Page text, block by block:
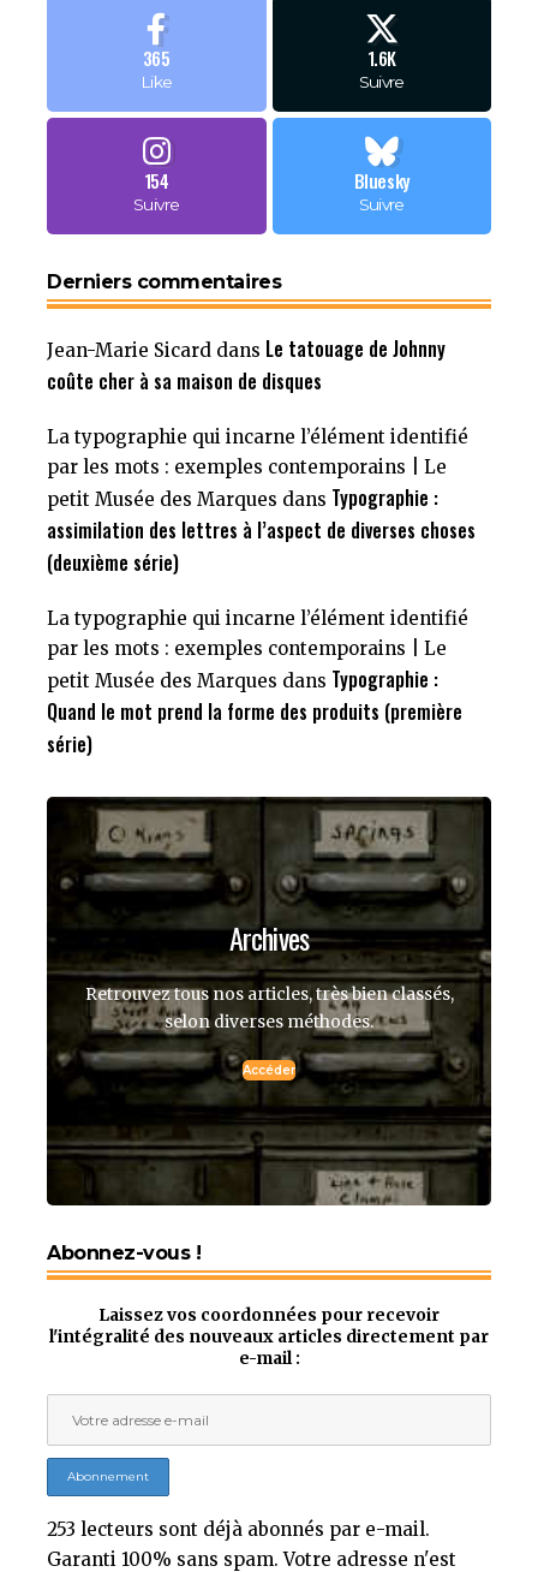
365
Like
1.6K
Suivre
154
Suivre
Bluesky
Suivre
Derniers commentaires
Jean-Marie Sicard dans Le tatouage de Johnny
coûte cher à sa maison de disques
La typographie qui incarne l’élément identifié
par les mots : exemples contemporains | Le
petit Musée des Marques dans Typographie :
assimilation des lettres à l’aspect de diverses choses
(deuxième série)
La typographie qui incarne l’élément identifié
par les mots : exemples contemporains | Le
petit Musée des Marques dans Typographie :
Quand le mot prend la forme des produits (première
série)
Archives
Retrouvez tous nos articles, très bien classés,
selon diverses méthodes.
Accéder
Abonnez-vous !
Laissez vos coordonnées pour recevoir
l'intégralité des nouveaux articles directement par
e-mail :
253 lecteurs sont déjà abonnés par e-mail.
Garanti 100% sans spam. Votre adresse n'est